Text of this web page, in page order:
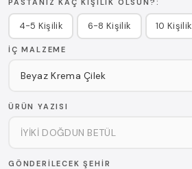
4-5 Kişilik 6-8 Kişilik 10 Kişilik
İÇ MALZEME
ÜRÜN YAZISI
GÖNDERILECEK ŞEHIR